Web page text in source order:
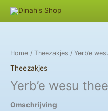
Home / Theezakjes / Yerb’e
Theezakjes
Yerb’e wesu
Omschrijving